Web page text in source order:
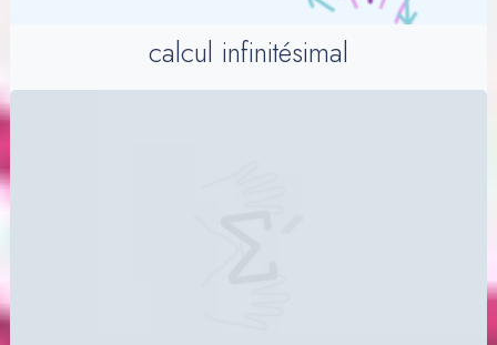
calcul infinitésimal